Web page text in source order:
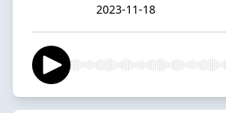
2023-11-18